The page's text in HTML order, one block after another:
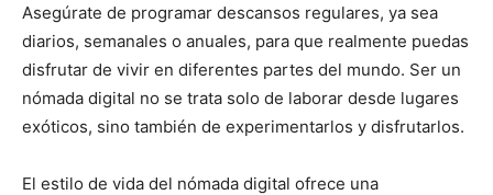
Asegúrate de programar descansos regulares, ya sea
diarios, semanales o anuales, para que realmente puedas
disfrutar de vivir en diferentes partes del mundo. Ser un
nómada digital no se trata solo de laborar desde lugares
exóticos, sino también de experimentarlos y disfrutarlos.
El estilo de vida del nómada digital ofrece una